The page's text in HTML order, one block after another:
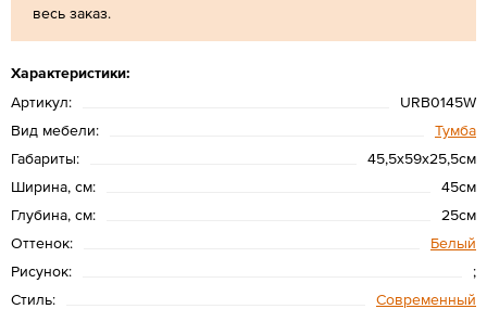
весь заказ.
Характеристики:
Артикул:
URB0145W
Вид мебели:
Тумба
Габариты:
45,5х59х25,5см
Ширина, см:
45см
Глубина, см:
25см
Оттенок:
Белый
Рисунок:
;
Стиль:
Современный